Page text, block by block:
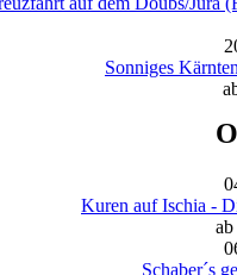
Sonniges
Kuren auf Ischia -
Schaber´s